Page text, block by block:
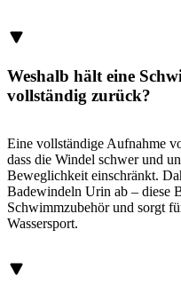
Weshalb hält eine
vollständig zurück?
Eine vollständige Aufnahme
dass die Windel schwer und
Beweglichkeit einschränkt.
Badewindeln Urin ab – diese
Schwimmzubehör und sorgt
Wassersport.